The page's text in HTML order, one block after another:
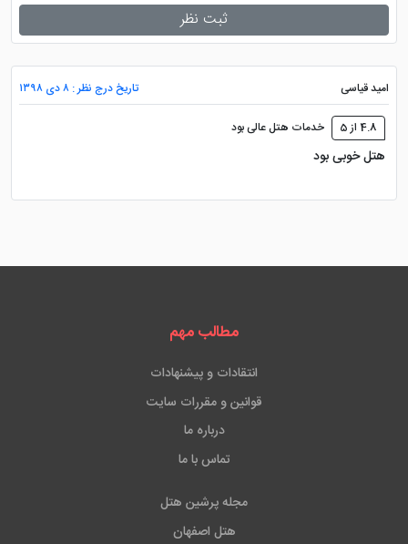
ثبت نظر
امید قیاسی تاریخ درج نظر : ۸ دی ۱۳۹۸
4.8 از 5 خدمات هتل عالی بود
هتل خوبی بود
مطالب مهم
انتقادات و پیشنهادات
قوانین و مقررات سایت
درباره ما
تماس با ما
مجله پرشین هتل
هتل اصفهان